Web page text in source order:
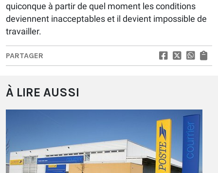
quiconque à partir de quel moment les conditions
deviennent inacceptables et il devient impossible de
travailler.
PARTAGER
À LIRE AUSSI